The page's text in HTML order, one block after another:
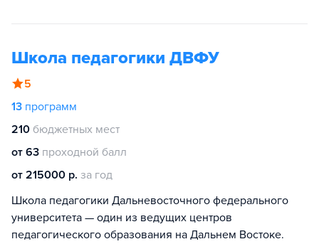
Школа педагогики ДВФУ
5
13 программ
210 бюджетных мест
от 63 проходной балл
от 215000 р. за год
Школа педагогики Дальневосточного федерального
университета — один из ведущих центров
педагогического образования на Дальнем Востоке.